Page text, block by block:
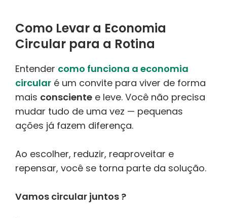
Como Levar a Economia
Circular para a Rotina
Entender como funciona a economia
circular é um convite para viver de forma
mais consciente e leve. Você não precisa
mudar tudo de uma vez — pequenas
ações já fazem diferença.
Ao escolher, reduzir, reaproveitar e
repensar, você se torna parte da solução.
Vamos circular juntos ?